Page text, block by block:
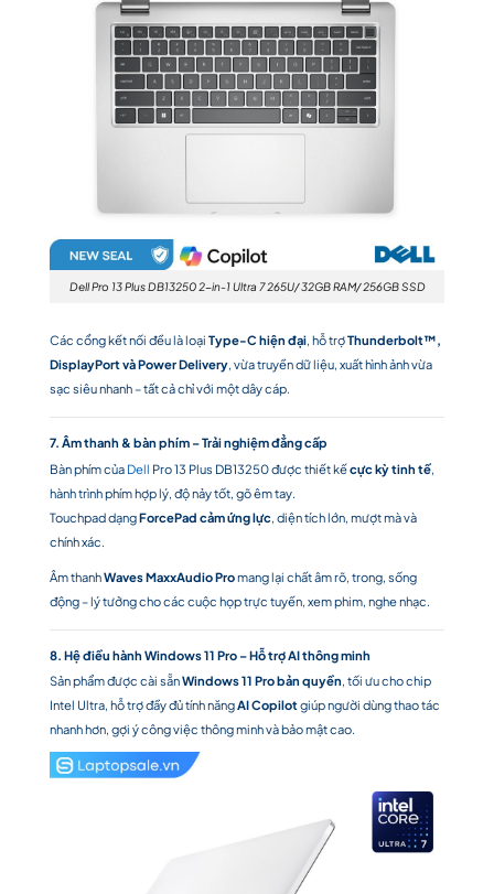
Dell Pro 13 Plus DB13250 2-in-1 Ultra 7 265U/ 32GB RAM/ 256GB SSD
Các cổng kết nối đều là loại Type-C hiện đại, hỗ trợThunderbolt™,
DisplayPort và Power Delivery, vừa truyền dữ liệu, xuất hình ảnh vừa
sạc siêu nhanh – tất cả chỉ với một dây cáp.
7. Âm thanh & bàn phím – Trải nghiệm đẳng cấp
Bàn phím của Dell Pro 13 Plus DB13250 được thiết kếcực kỳ tinh tế
hành trình phím hợp lý, độ nảy tốt, gõ êm tay.
Touchpad dạngForcePad cảm ứng lực , diện tích lớn, mượt mà và
chính xác.
Âm thanhWaves MaxxAudio Promang lại chất âm rõ, trong, sống
động – lý tưởng cho các cuộc họp trực tuyến, xem phim, nghe nhạc.
8. Hệ điều hành Windows 11 Pro – Hỗ trợ AI thông minh
Sản phẩm được cài sẵnWindows 11 Pro bản quyền, tối ưu cho chip
Intel Ultra, hỗ trợ đầy đủ tính năngAI Copilotgiúp người dùng thao tác
nhanh hơn, gợi ý công việc thông minh và bảo mật cao.